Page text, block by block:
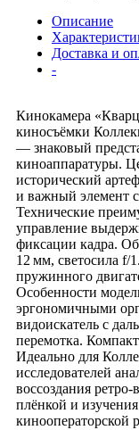
Описание
Доставка и
-
Кинокамера
киносъёмки
— знаковый
киноаппаратуры.
исторический
и важный элемент
Технические
управление
фиксации кадра.
12 мм, светосила f/
пружинного
Особенности
эргономичными
видоискатель с
перемотка.
Идеально для
исследователей
воссоздания
плёнкой и
кинооператорской